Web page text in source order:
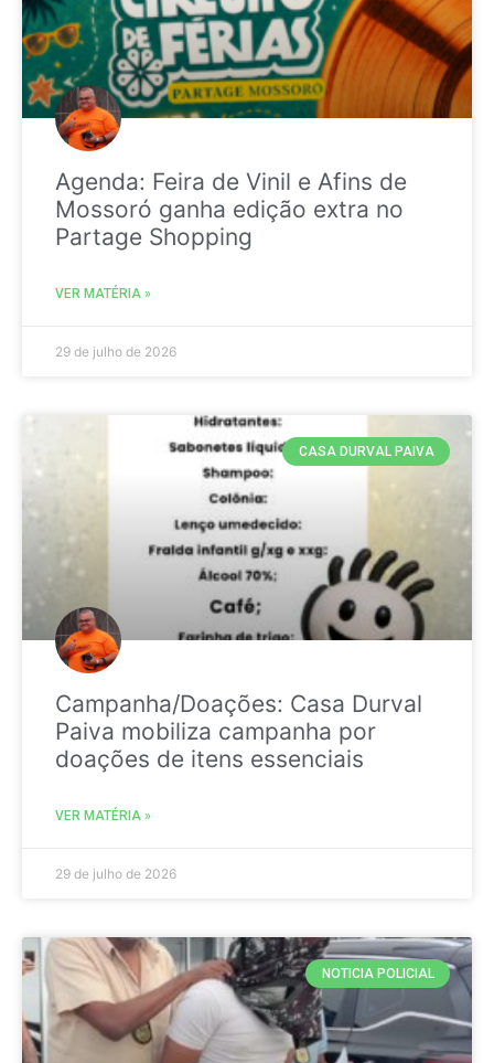
Agenda: Feira de Vinil e Afins de
Mossoró ganha edição extra no
Partage Shopping
VER MATÉRIA »
29 de julho de 2026
CASA DURVAL PAIVA
Campanha/Doações: Casa Durval
Paiva mobiliza campanha por
doações de itens essenciais
VER MATÉRIA »
29 de julho de 2026
NOTICIA POLICIAL